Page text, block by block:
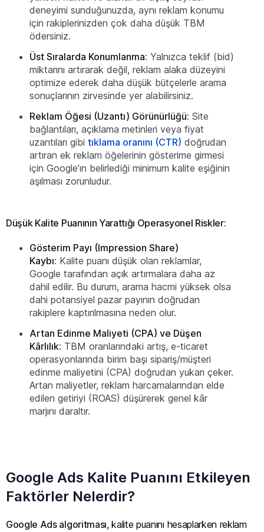
deneyimi sunduğunuzda, aynı reklam konumu
için rakiplerinizden çok daha düşük TBM
ödersiniz.
Üst Sıralarda Konumlanma: Yalnızca teklif (bid)
miktarını artırarak değil, reklam alaka düzeyini
optimize ederek daha düşük bütçelerle arama
sonuçlarının zirvesinde yer alabilirsiniz.
Reklam Öğesi (Uzantı) Görünürlüğü: Site
bağlantıları, açıklama metinleri veya fiyat
uzantıları gibi tıklama oranını (CTR) doğrudan
artıran ek reklam öğelerinin gösterime girmesi
için Google’ın belirlediği minimum kalite eşiğinin
aşılması zorunludur.
Düşük Kalite Puanının Yarattığı Operasyonel Riskler:
Gösterim Payı (Impression Share)
Kaybı: Kalite puanı düşük olan reklamlar,
Google tarafından açık artırmalara daha az
dahil edilir. Bu durum, arama hacmi yüksek olsa
dahi potansiyel pazar payının doğrudan
rakiplere kaptırılmasına neden olur.
Artan Edinme Maliyeti (CPA) ve Düşen
Kârlılık: TBM oranlarındaki artış, e-ticaret
operasyonlarında birim başı sipariş/müşteri
edinme maliyetini (CPA) doğrudan yukarı çeker.
Artan maliyetler, reklam harcamalarından elde
edilen getiriyi (ROAS) düşürerek genel kâr
marjını daraltır.
Google Ads Kalite Puanını Etkileyen
Faktörler Nelerdir?
Google Ads algoritması, kalite puanını hesaplarken reklam